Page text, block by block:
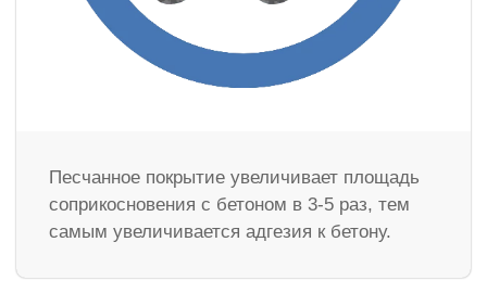
Песчанное покрытие увеличивает площадь
соприкосновения с бетоном в 3-5 раз, тем
самым увеличивается адгезия к бетону.